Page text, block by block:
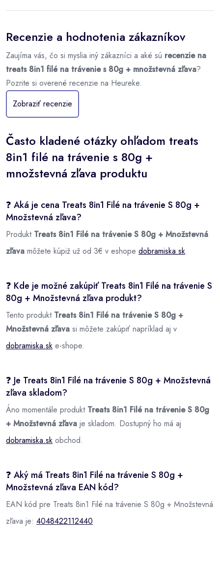
Recenzie a hodnotenia zákazníkov
Zaujíma vás, čo si myslia iný zákazníci a aké sú recenzie na
treats 8in1 filé na trávenie s 80g + množstevná zľava?
Pozrite si overené recenzie na Heureke.
Zobraziť recenzie
Často kladené otázky ohľadom treats
8in1 filé na trávenie s 80g +
množstevná zľava produktu
❓ Aká je cena Treats 8in1 Filé na trávenie S 80g +
Množstevná zľava?
Produkt Treats 8in1 Filé na trávenie S 80g + Množstevná
zľava môžete kúpiž už od 3€ v eshope dobramiska.sk.
❓ Kde je možné zakúpiť Treats 8in1 Filé na trávenie S
80g + Množstevná zľava produkt?
Tento produkt Treats 8in1 Filé na trávenie S 80g +
Množstevná zľava si môžete zakúpiť napríklad aj v
dobramiska.sk e-shope.
❓ Je Treats 8in1 Filé na trávenie S 80g + Množstevná
zľava skladom?
Áno momentále produkt Treats 8in1 Filé na trávenie S 80g
+ Množstevná zľava je skladom. Dostupný ho má aj
dobramiska.sk obchod.
❓ Aký má Treats 8in1 Filé na trávenie S 80g +
Množstevná zľava EAN kód?
EAN kód pre Treats 8in1 Filé na trávenie S 80g + Množstevná
zľava je: 4048422112440